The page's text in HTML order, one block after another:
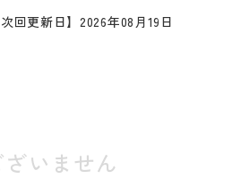
次回更新日】2026年08月19日
いません